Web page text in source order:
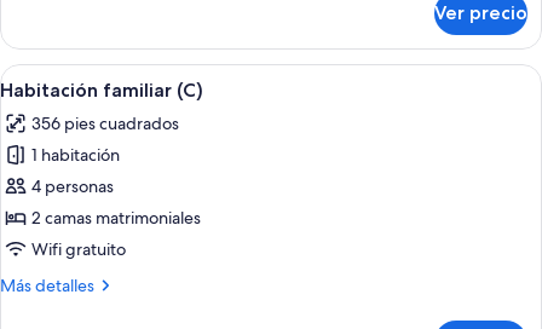
junior
(C)
Ver precio
Abrir
todas
las
fotos
de
Habitación
familiar
Habitación de hotel con cama,
4
Habitación familiar (C)
356 pies cuadrados
1 habitación
4 personas
2 camas matrimoniales
Wifi gratuito
Más detalles
Más